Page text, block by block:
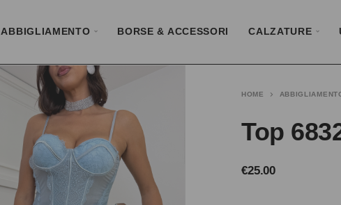
ABBIGLIAMENTO BORSE & ACCESSORI CALZATURE
HOME
Top
€25.00